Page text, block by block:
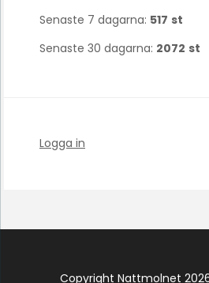
Senaste 7 dagarna: 517 st
Senaste 30 dagarna: 2072 st
Logga in
Copyright Nattmolnet